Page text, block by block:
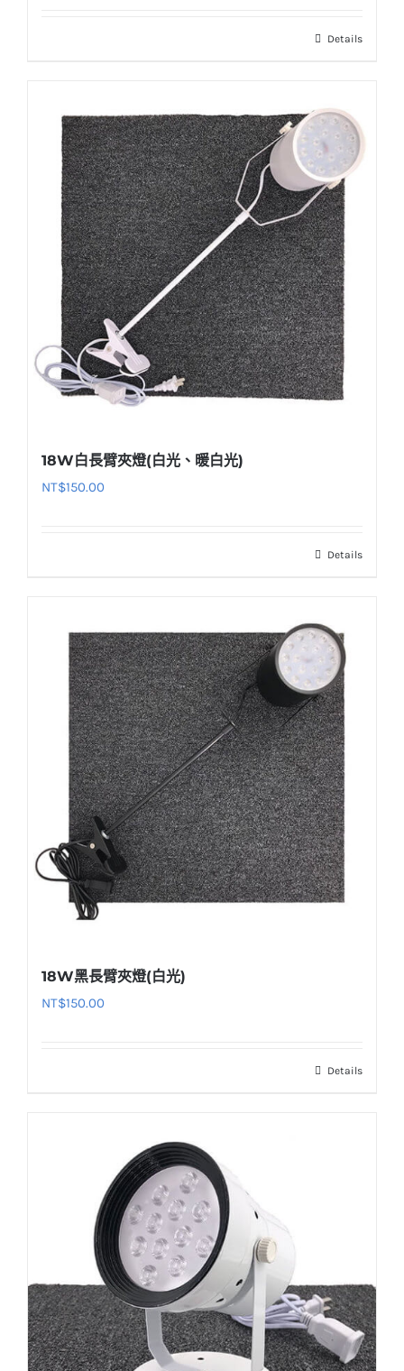
Details
18W白長臂夾燈(白光、暖白光)
NT$150.00
Details
18W黑長臂夾燈(白光)
NT$150.00
Details